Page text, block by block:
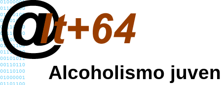
Alcoholismo